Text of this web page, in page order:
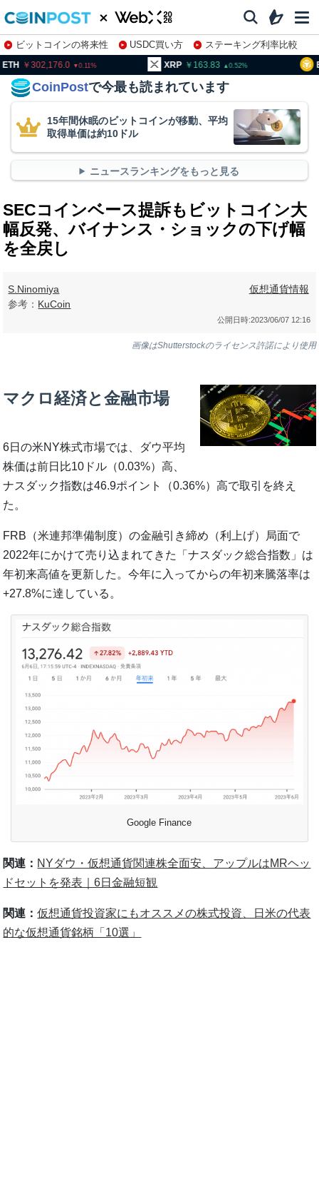
ビットコインの将来性 USDC買い方
ステーキング利率比較
株特集・関連銘柄
0.11 163.83 0.52
CoinPostで今最も読まれています
15年間休眠のビットコインが移動、平均
取得単価は約10ドル
ニュースランキングをもっと見る
SECコインベース提訴もビットコイン大
幅反発、バイナンス・ショックの下げ幅
を全戻し
S.Ninomiya
参考： KuCoin
仮想通貨情報
公開日時:2023/06/07 12:16
画像はShutterstockのライセンス許諾により使用
マクロ経済と金融市場
6日の米NY株式市場では、ダウ平均
株価は前日比10ドル（0.03%）高、
ナスダック指数は46.9ポイント（0.36%）高で取引を終え
た。
FRB（米連邦準備制度）の金融引き締め（利上げ）局面で
2022年にかけて売り込まれてきた「ナスダック総合指数」は
年初来高値を更新した。今年に入ってからの年初来騰落率は
+27.8%に達している。
Google Finance
関連： NYダウ・仮想通貨関連株全面安、アップルはMRヘッ
ドセットを発表｜6日金融短観
関連：仮想通貨投資家にもオススメの株式投資、日米の代表
的な仮想通貨銘柄「10選」